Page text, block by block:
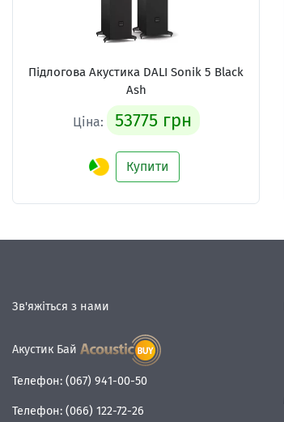
Підлогова Акустика DALI Sonik 5 Black
Ash
Ціна: 53775 грн
Купити
Зв'яжіться з нами
Акустик Бай
Телефон: (067) 941-00-50
Телефон: (066) 122-72-26